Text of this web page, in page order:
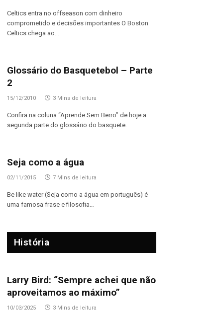
Celtics entra no offseason com dinheiro
comprometido e decisões importantes O Boston
Celtics chega ao…
Glossário do Basquetebol – Parte
2
15/12/2010 3 Mins de leitura
Confira na coluna “Aprende Sem Berro” de hoje a
segunda parte do glossário do basquete.
Seja como a água
02/11/2015 7 Mins de leitura
Be like water (Seja como a água em português) é
uma famosa frase e filosofia…
História
Larry Bird: “Sempre achei que não
aproveitamos ao máximo”
10/03/2025 3 Mins de leitura